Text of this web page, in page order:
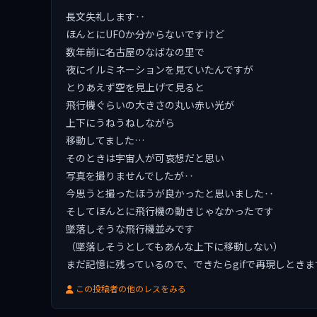
長文失礼します‥
ほんとにUFOか分からないですけど
数年前に名古屋のなばなの里で
夜にイルミネーションを見ていたんですが
とりあえず空を見上げて見ると
飛行機ぐらいの大きさの丸い赤い光が
上下にうねうねしながら
移動してました…
そのときは宇宙人が可哀想だと思い
写真を撮りませんでしたが‥
今思うと撮ったほうが良かったと思いました‥
そしてほんとに飛行機の動きじゃなかったです
墜落しそうな飛行機並みです
（墜落しそうとしてもあんな上下に移動しない）
まだ記憶に残っているので、できたらgifで再現しとき
この投稿者の他のレスをみる